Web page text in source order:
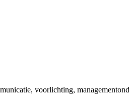
voorlichting,